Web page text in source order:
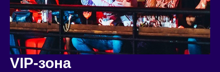
VIP-зона